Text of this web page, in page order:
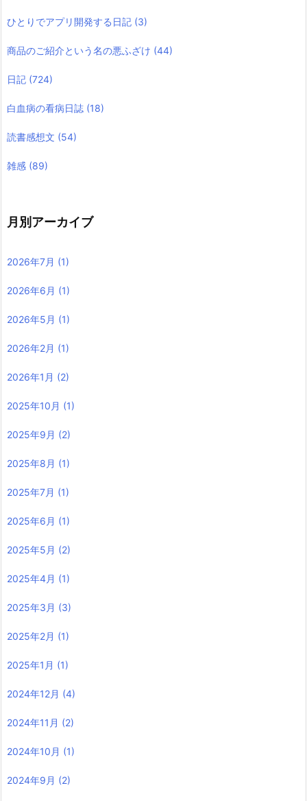
ひとりでアプリ開発する日記 (3)
商品のご紹介という名の悪ふざけ (44)
日記 (724)
白血病の看病日誌 (18)
読書感想文 (54)
雑感 (89)
月別アーカイブ
2026年7月 (1)
2026年6月 (1)
2026年5月 (1)
2026年2月 (1)
2026年1月 (2)
2025年10月 (1)
2025年9月 (2)
2025年8月 (1)
2025年7月 (1)
2025年6月 (1)
2025年5月 (2)
2025年4月 (1)
2025年3月 (3)
2025年2月 (1)
2025年1月 (1)
2024年12月 (4)
2024年11月 (2)
2024年10月 (1)
2024年9月 (2)